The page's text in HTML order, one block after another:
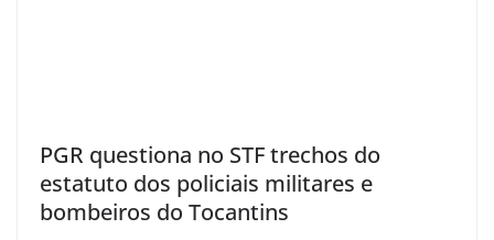
PGR questiona no STF trechos do
estatuto dos policiais militares e
bombeiros do Tocantins